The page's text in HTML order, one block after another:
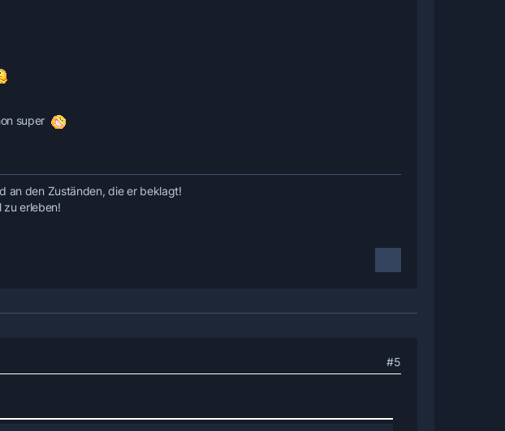
super
an den Zuständen, die er beklagt!
zu erleben!
#5